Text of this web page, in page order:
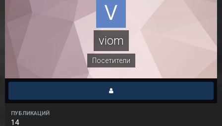
viom
Посетители
ПУБЛИКАЦИЙ
14